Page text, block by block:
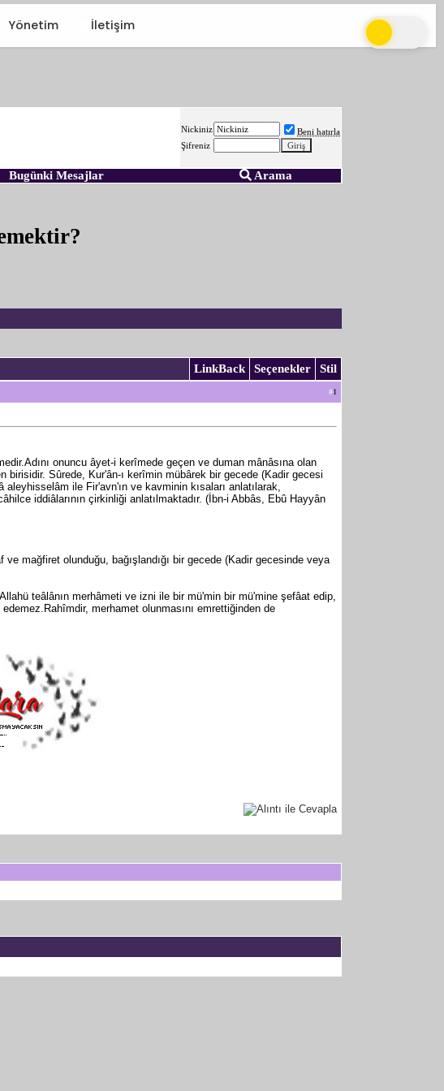
Yönetim İletişim
Nickiniz
Beni hatırla
Şifreniz
Bugünki Mesajlar Arama
LinkBack Seçenekler Stil
#1
onuncu âyet-i kerîmede geçen ve duman mânâsına olan
birisidir. Sûrede, Kur'ân-ı kerîmin mübârek bir gecede (Kadir gecesi
ile Fir'avn'ın ve kavminin kısaları anlatılarak,
iddiâlarının çirkinliği anlatılmaktadır. (İbn-i Abbâs, Ebû Hayyân
mağfiret olunduğu, bağışlandığı bir gecede (Kadir gecesinde veya
teâlânın merhâmeti ve izni ile bir mü'min bir mü'mine şefâat edip,
merhamet olunmasını emrettiğinden de